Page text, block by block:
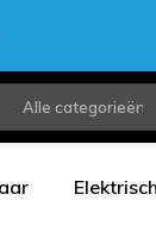
Alle categorieën